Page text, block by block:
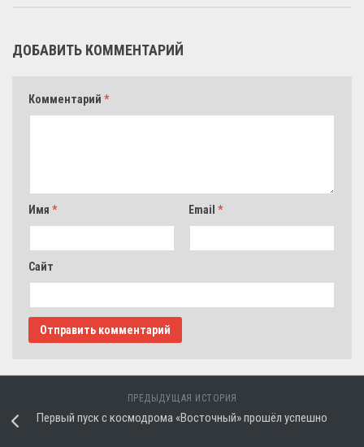
ДОБАВИТЬ КОММЕНТАРИЙ
Комментарий *
Имя * Email *
Сайт
ПРЕДЫДУЩАЯ ИСТОРИЯ
Первый пуск с космодрома «Восточный» прошёл успешно